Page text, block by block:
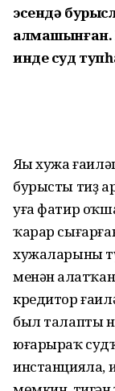
эсендә
алмашынған.
инде суд
Яңы хужа
бурысты тиҙ
уға фатир
ҡарар
хужаларының
менән
кредитор
был талапты
юғарыраҡ
инстанцияла,